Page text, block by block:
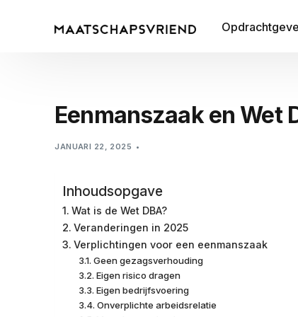
Eenmanszaak en Wet
JANUARI 22, 2025
Inhoudsopgave
Wat is de Wet DBA?
Veranderingen in 2025
Verplichtingen voor een eenmanszaak
Geen gezagsverhouding
Eigen risico dragen
Eigen bedrijfsvoering
Onverplichte arbeidsrelatie